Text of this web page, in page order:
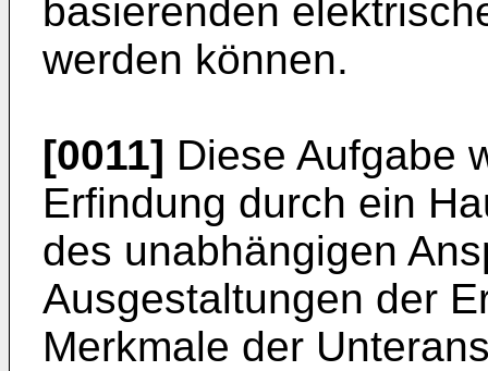
basierenden
werden können.
[0011] Diese Aufgabe
Erfindung durch ein
des unabhängigen
Ausgestaltungen der
Merkmale der